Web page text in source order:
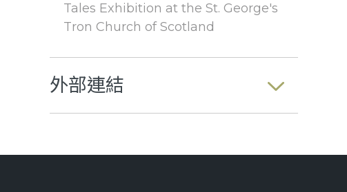
Tales Exhibition at the St. George's
Tron Church of Scotland
外部連結